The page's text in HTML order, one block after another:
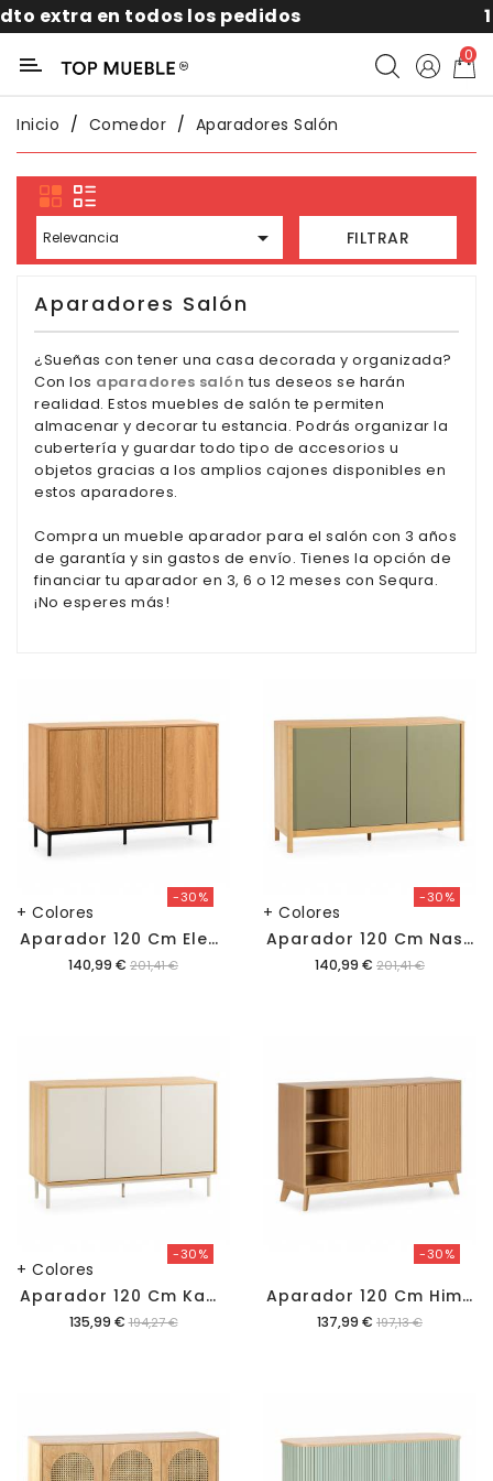
pedidos 10% por suscribirte
Categoría
Exterior
Salón
Comedor
Dormitorio
Oficina
Lámparas
Baño
0
Inicio Comedor Aparadores Salón
Relevancia  FILTRAR
Aparadores Salón
¿Sueñas con tener una casa decorada y organizada?
Con los aparadores salón tus deseos se harán
realidad. Estos muebles de salón te permiten
almacenar y decorar tu estancia. Podrás organizar la
cubertería y guardar todo tipo de accesorios u
objetos gracias a los amplios cajones disponibles en
estos aparadores.
Compra un mueble aparador para el salón con 3 años
de garantía y sin gastos de envío. Tienes la opción de
financiar tu aparador en 3, 6 o 12 meses con Sequra.
¡No esperes más!
+ Colores
-30%
A
Parador 120 Cm Eleanor
Precio
140,99 € 201,41 €
+ Colores
-30%
A
Parador 120 Cm Nassaua
Precio
140,99 € 201,41 €
+ Colores
-30%
A
Parador 120 Cm Kamila
Precio
135,99 € 194,27 €
-30%
A
Parador 120 Cm Himma
Precio
137,99 € 197,13 €